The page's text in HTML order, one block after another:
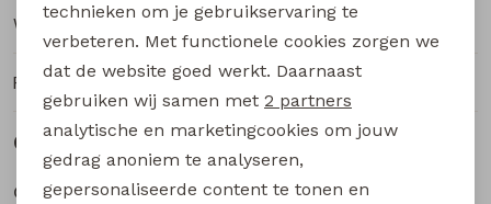
Winkelvoorraad
Ruilen en retourneren
Gerelateerde producten
City Life
City Life
Analytische cookies
Marketing cookies
technieken om je gebruikservaring te
verbeteren. Met functionele cookies zorgen we
dat de website goed werkt. Daarnaast
gebruiken wij samen met 2 partners
analytische en marketingcookies om jouw
gedrag anoniem te analyseren,
gepersonaliseerde content te tonen en